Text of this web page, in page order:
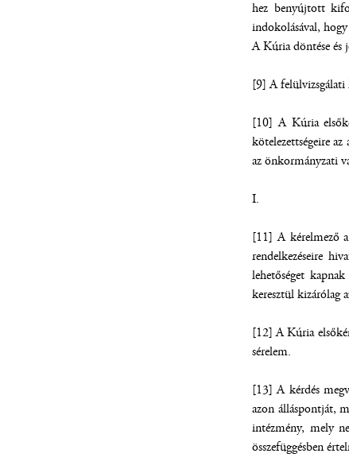
hez benyújtott
indokolásával,
A Kúria döntése és
[9] A felülvizsgálati
[10] A Kúria
kötelezettségeire
az önkormányzati
I.
[11] A kérelmező
rendelkezéseire
lehetőséget
keresztül kizárólag
[12] A Kúria
sérelem.
[13] A kérdés
azon álláspontját,
intézmény, mely
összefüggésben